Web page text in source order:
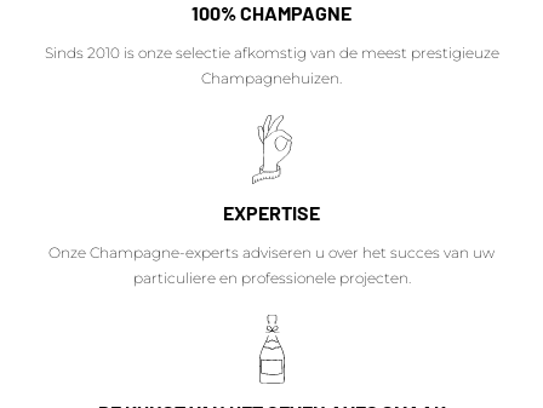
100% CHAMPAGNE
Sinds 2010 is onze selectie afkomstig van de meest prestigieuze
Champagnehuizen.
EXPERTISE
Onze Champagne-experts adviseren u over het succes van uw
particuliere en professionele projecten.